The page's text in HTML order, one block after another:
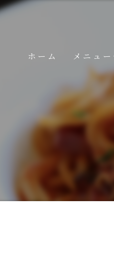
ホーム メニュー
ランチメニ
ディナーメ